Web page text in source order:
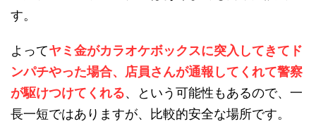
す。
よってヤミ金がカラオケボックスに突入してきてド
ンパチやった場合、店員さんが通報してくれて警察
が駆けつけてくれる、という可能性もあるので、一
長一短ではありますが、比較的安全な場所です。